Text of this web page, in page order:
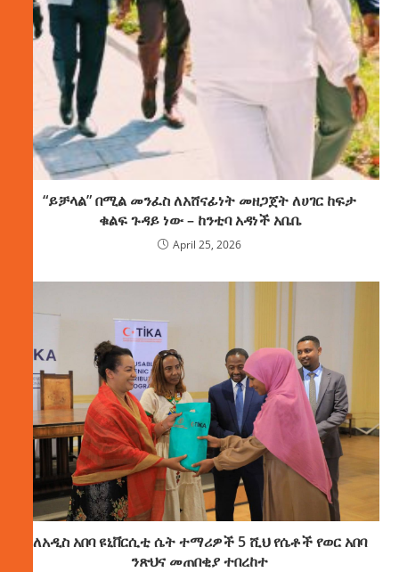
“ይቻላል” በሚል መንፈስ ለአሸናፊነት መዘጋጀት ለሀገር ከፍታ
ቁልፍ ጉዳይ ነው – ከንቲባ አዳነች አቤቤ
April 25, 2026
ለአዲስ አበባ ዩኒቨርሲቲ ሴት ተማሪዎች 5 ሺህ የሴቶች የወር አበባ
ንጽህና መጠበቂያ ተበረከተ